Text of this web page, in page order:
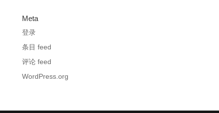
Meta
登录
条目 feed
评论 feed
WordPress.org